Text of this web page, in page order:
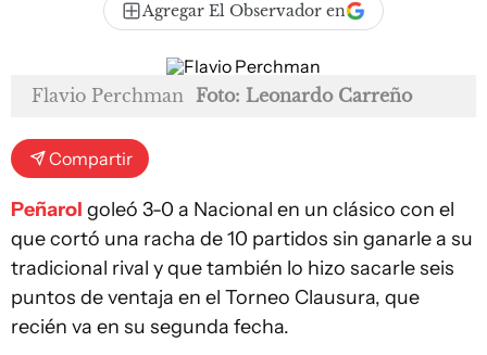
Agregar El Observador en
Flavio Perchman Foto: Leonardo Carreño
Compartir
Peñarol goleó 3-0 a Nacional en un clásico con el
que cortó una racha de 10 partidos sin ganarle a su
tradicional rival y que también lo hizo sacarle seis
puntos de ventaja en el Torneo Clausura, que
recién va en su segunda fecha.